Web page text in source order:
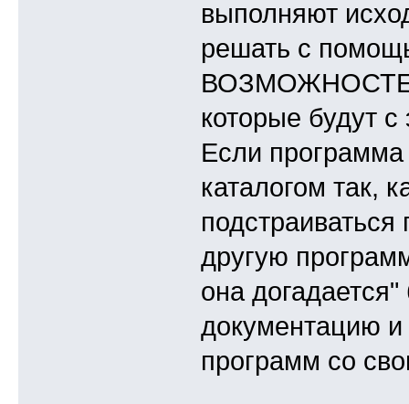
выполняют
решать с
которые будут с
Если программа
каталогом так,
другую
она
документацию и
программ со